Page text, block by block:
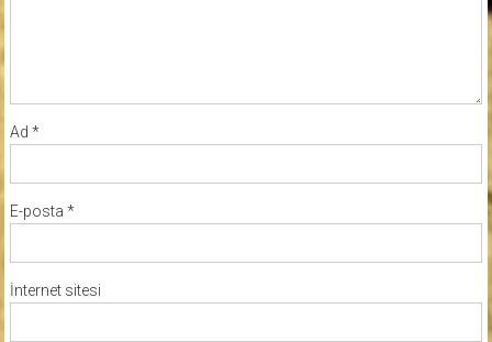
Ad *
E-posta *
İnternet sitesi